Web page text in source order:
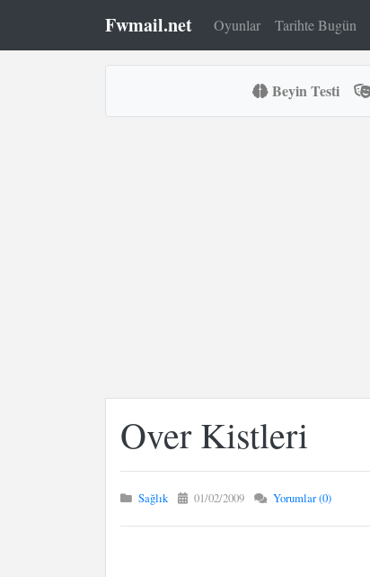
Fwmail.net Oyunlar Tarihte Bugün
Beyin Testi
Over Kistleri
Sağlık 01/02/2009 Yorumlar (0)